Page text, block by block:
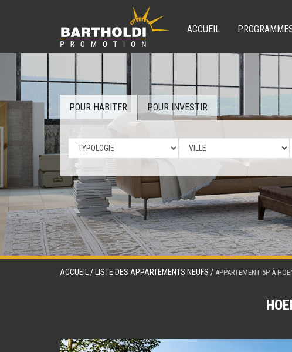
ACCUEIL
POUR HABITER POUR INVESTIR
ACCUEIL / LISTE DES APPARTEMENTS NEUFS / APPARTEMENT 5P À